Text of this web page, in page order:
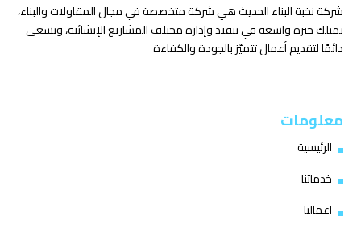
شركة نخبة البناء الحديث هي شركة متخصصة في مجال المقاولات والبناء،
تمتلك خبرة واسعة في تنفيذ وإدارة مختلف المشاريع الإنشائية، وتسعى
دائمًا لتقديم أعمال تتميّز بالجودة والكفاءة
معلومات
الرئيسية
خدماتنا
اعمالنا